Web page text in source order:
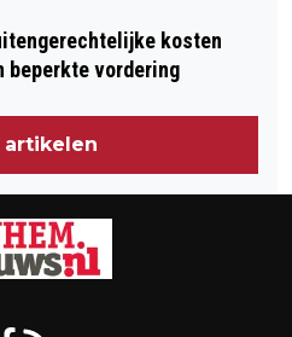
kosten
beperkte vordering
artikelen